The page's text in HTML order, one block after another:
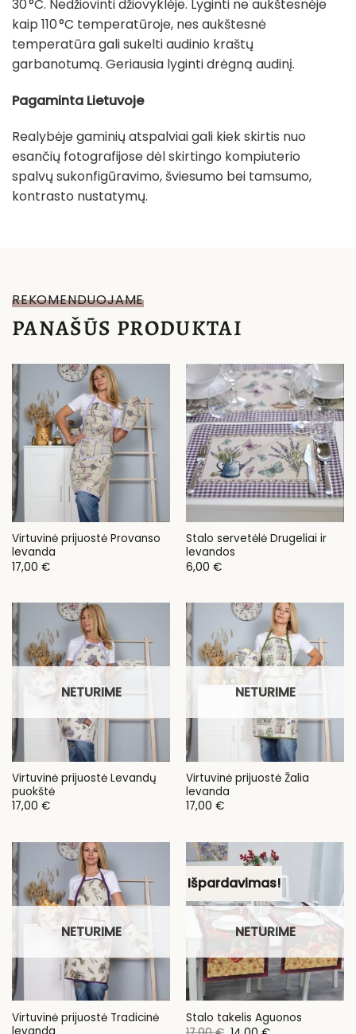
30 °C. Nedžiovinti džiovyklėje. Lyginti ne aukštesnėje
kaip 110 °C temperatūroje, nes aukštesnė
temperatūra gali sukelti audinio kraštų
garbanotumą. Geriausia lyginti drėgną audinį.
Pagaminta Lietuvoje
Realybėje gaminių atspalviai gali kiek skirtis nuo
esančių fotografijose dėl skirtingo kompiuterio
spalvų sukonfigūravimo, šviesumo bei tamsumo,
kontrasto nustatymų.
REKOMENDUOJAME
PANAŠŪS PRODUKTAI
Virtuvinė prijuostė Provanso
levanda
17,00 €
Stalo servetėlė Drugeliai ir
levandos
6,00 €
NETURIME
Virtuvinė prijuostė Levandų
puokštė
17,00 €
NETURIME
Virtuvinė prijuostė Žalia
levanda
17,00 €
NETURIME
Virtuvinė prijuostė Tradicinė
levanda
Išpardavimas!
NETURIME
Stalo takelis Aguonos